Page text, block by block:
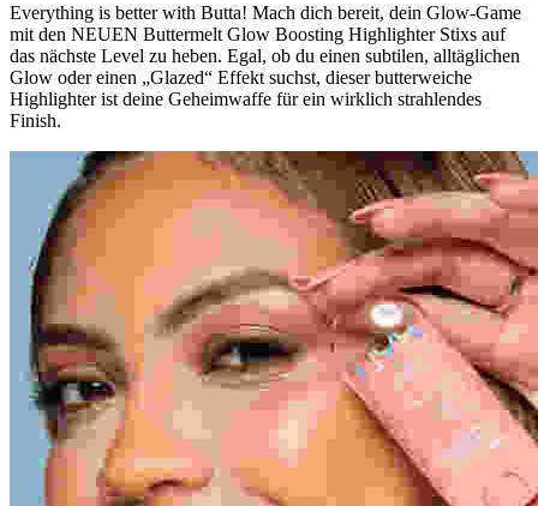
Everything is better with Butta! Mach dich bereit, dein Glow-Game
mit den NEUEN Buttermelt Glow Boosting Highlighter Stixs auf
das nächste Level zu heben. Egal, ob du einen subtilen, alltäglichen
Glow oder einen „Glazed“ Effekt suchst, dieser butterweiche
Highlighter ist deine Geheimwaffe für ein wirklich strahlendes
Finish.